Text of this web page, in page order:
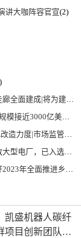
讲大咖阵容官宣(2)
全、实现“双碳”目标提供有力支撑
市、智慧电网等将占60%以上
进企业计量能力提升的指导意见
已入选国际典型案例
兴重点工作的意见》发布
凯盛机器人碳纤
项目创新团队